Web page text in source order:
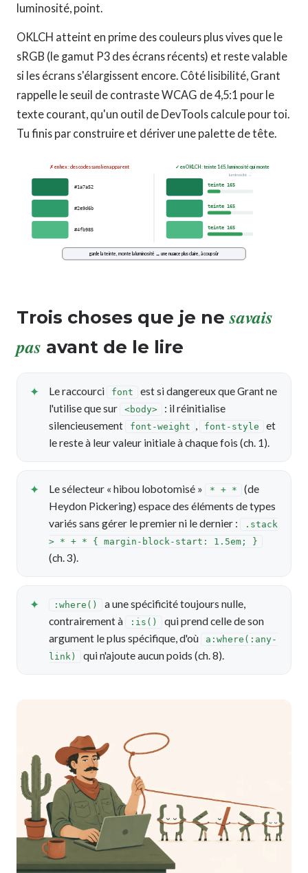
luminosité, point.
OKLCH atteint en prime des couleurs plus vives que le
sRGB (le gamut P3 des écrans récents) et reste valable
si les écrans s'élargissent encore. Côté lisibilité, Grant
rappelle le seuil de contraste WCAG de 4,5:1 pour le
texte courant, qu'un outil de DevTools calcule pour toi.
Tu finis par construire et dériver une palette de tête.
✗ en hex : des codes sans lien apparent ✓ en OKLCH : teinte 165, luminosité qui monte
#1a7a52
#2e9d6b
#4fb985
luminosité →
teinte 165
teinte 165
teinte 165
garde la teinte, monte la luminosité → une nuance plus claire, à coup sûr
Trois choses que je nesavais
pas avant de le lire
Le raccourci font
est si dangereux que Grant ne
l'utilise que sur
<body>
: il réinitialise
silencieusement
font-weight , font-style
et
le reste à leur valeur initiale à chaque fois (ch. 1).
Le sélecteur « hibou lobotomisé » * + *
(de
Heydon Pickering) espace des éléments de types
variés sans gérer le premier ni le dernier :
.stack
> * + * { margin-block-start: 1.5em; }
(ch. 3).
:where()
a une spécificité toujours nulle,
contrairement à
:is()
qui prend celle de son
argument le plus spécifique, d'où
a:where(:any-
link)
qui n'ajoute aucun poids (ch. 8).